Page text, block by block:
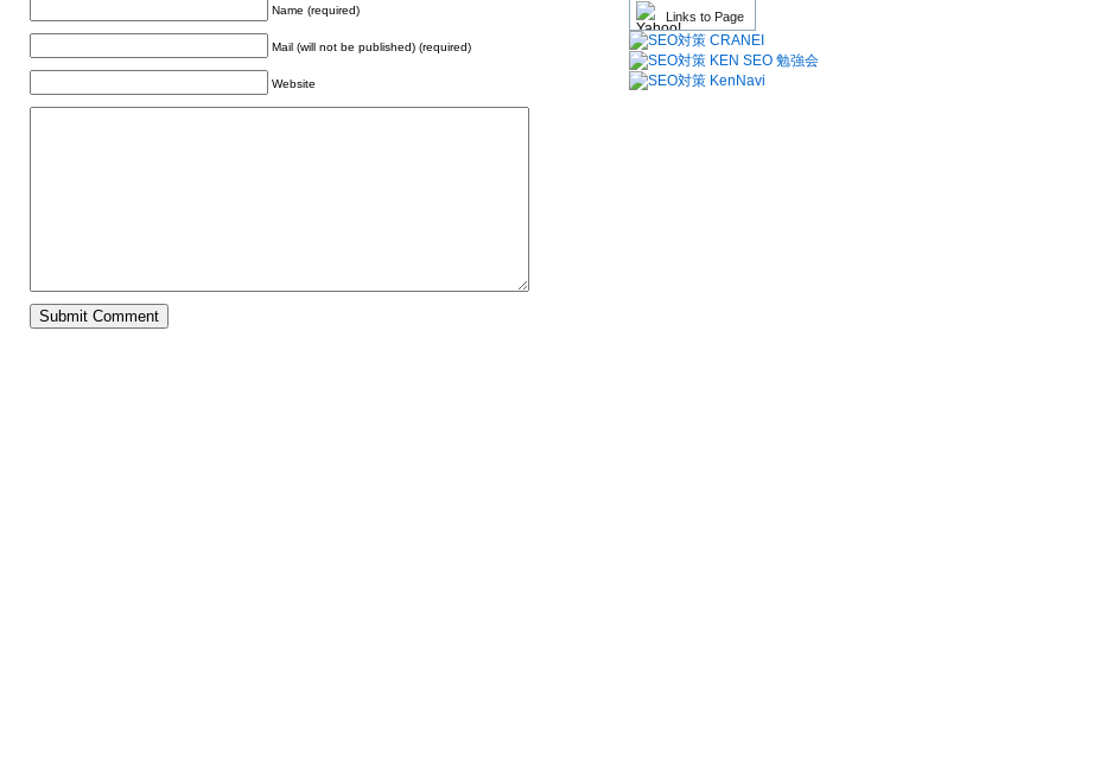
Links to Page
Name (required)
Mail (will not be published) (required)
Website